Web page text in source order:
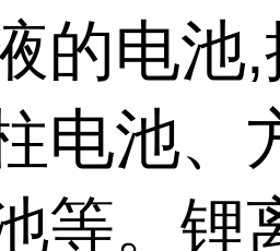
的电池
电池、
等。锂